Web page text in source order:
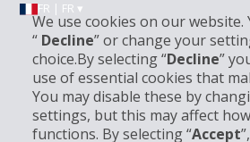
We use cookies on our website.
“ Decline” or change your
choice.By selecting “Decline”
use of essential cookies that
You may disable these by
settings, but this may affect
functions. By selecting “Accept
FR | FR ▾
Informations sur l'entreprise
Entreprise